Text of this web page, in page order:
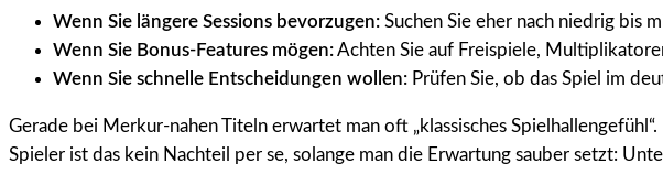
Wenn Sie längere Sessions bevorzugen: Suchen Sie eher nach niedrig bis
Wenn Sie Bonus-Features mögen:Achten Sie auf Freispiele,
Wenn Sie schnelle Entscheidungen wollen: Prüfen Sie, ob das Spiel im
Gerade bei Merkur-nahen Titeln erwartet man oft „klassisches
Spieler ist das kein Nachteil per se, solange man die Erwartung sauber setzt: